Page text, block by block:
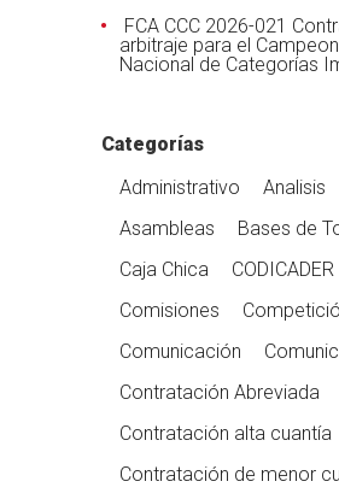
FCA CCC 2026-021
arbitraje para el
Nacional de Categorías
Categorías
Administrativo
Analisis
Asambleas
Bases de
Caja Chica
CODICADER
Comisiones
Comunicación
Contratación Abreviada
Contratación alta cuantía
Contratación de menor